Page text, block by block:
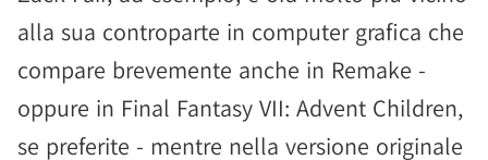
alla sua controparte in computer grafica che
compare brevemente anche in Remake -
oppure in Final Fantasy VII: Advent Children,
se preferite - mentre nella versione originale